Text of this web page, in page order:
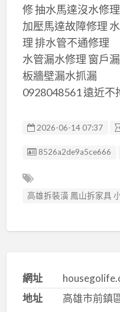
修 抽水馬達沒水修理
加壓馬達故障修理
理 排水管不通修理
水管漏水修理 窗戶
板牆壁漏水抓漏
0928048561 遠近不
2026-06-14 07:37
廣告编號
8526a2de9a5ce666
高雄拆裝潢 鳳山拆家具
網址
地址
高雄市前鎮